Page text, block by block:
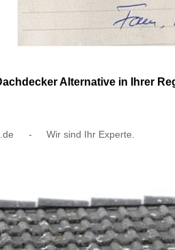
Alternative in Ihrer
- Wir sind Ihr Experte.